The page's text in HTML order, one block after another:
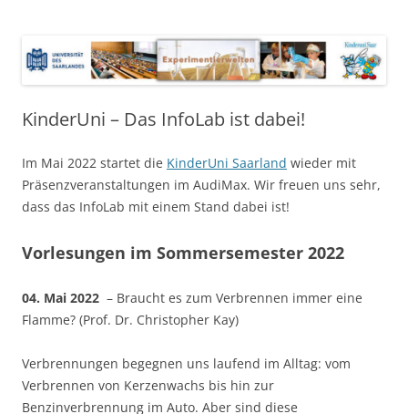
KinderUni – Das InfoLab ist dabei!
Im Mai 2022 startet die KinderUni Saarland wieder mit
Präsenzveranstaltungen im AudiMax. Wir freuen uns sehr,
dass das InfoLab mit einem Stand dabei ist!
Vorlesungen im Sommersemester 2022
04. Mai 2022 – Braucht es zum Verbrennen immer eine
Flamme? (Prof. Dr. Christopher Kay)
Verbrennungen begegnen uns laufend im Alltag: vom
Verbrennen von Kerzenwachs bis hin zur
Benzinverbrennung im Auto. Aber sind diese